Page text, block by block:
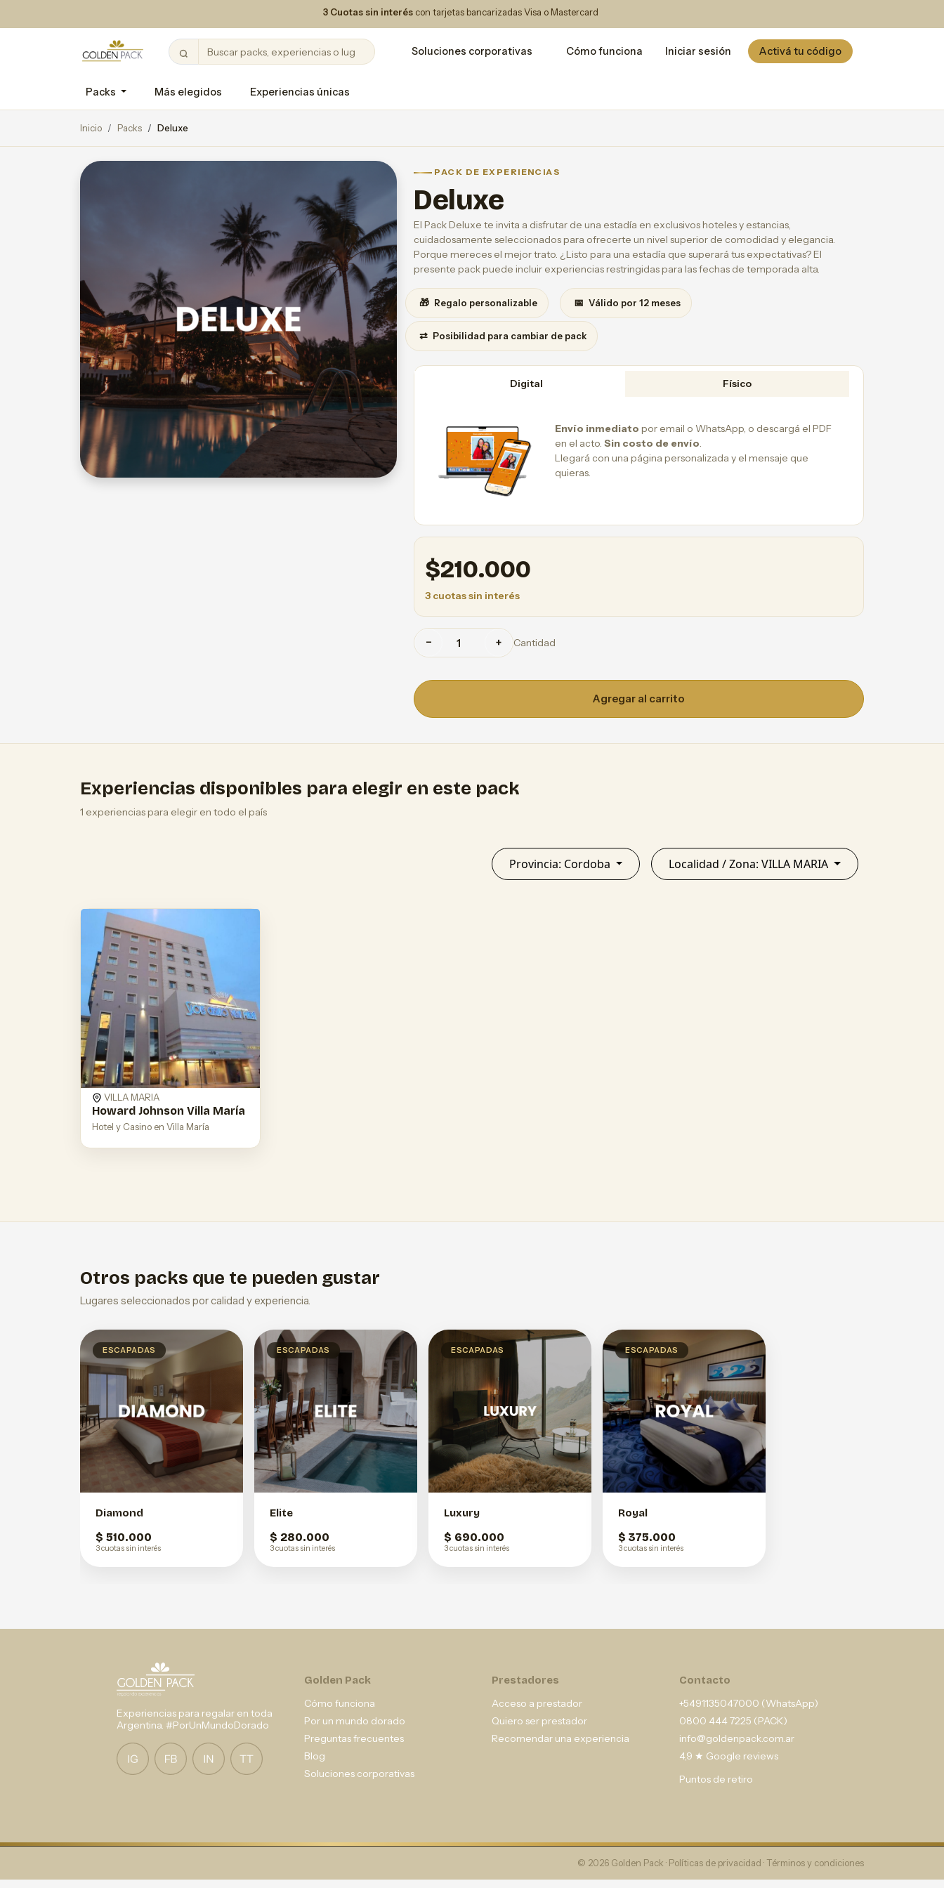
3 Cuotas sin interés con tarjetas bancarizadas Visa o Mastercard
Soluciones corporativas Cómo funciona Iniciar sesión Activá tu código
Packs Más elegidos Experiencias únicas
Inicio Packs Deluxe
PACK DE EXPERIENCIAS
Deluxe
El Pack Deluxe te invita a disfrutar de una estadía en exclusivos hoteles y estancias,
cuidadosamente seleccionados para ofrecerte un nivel superior de comodidad y elegancia.
Porque mereces el mejor trato. ¿Listo para una estadía que superará tus expectativas? El
presente pack puede incluir experiencias restringidas para las fechas de temporada alta.
🎁 Regalo personalizable 📅 Válido por 12 meses
⇄ Posibilidad para cambiar de pack
Digital Físico
Envío inmediato por email o WhatsApp, o descargá el PDF
en el acto. Sin costo de envío
Llegará con una página personalizada y el mensaje que
quieras.
$210.000
3 cuotas sin interés
− + Cantidad
Agregar al carrito
Experiencias disponibles para elegir en este pack
1 experiencias para elegir en todo el país
Provincia: Cordoba Localidad / Zona: VILLA MARIA
VILLA MARIA
Howard Johnson Villa María
Hotel y Casino en Villa María
Otros packs que te pueden gustar
Lugares seleccionados por calidad y experiencia.
ESCAPADAS
Diamond
$ 510.000
3 cuotas sin interés
ESCAPADAS
Elite
$ 280.000
3 cuotas sin interés
ESCAPADAS
Luxury
$ 690.000
3 cuotas sin interés
ESCAPADAS
Royal
$ 375.000
3 cuotas sin interés
Experiencias para regalar en toda
Argentina. #PorUnMundoDorado
Golden Pack
Cómo funciona
Por un mundo dorado
Preguntas frecuentes
Blog
Soluciones corporativas
Prestadores
Acceso a prestador
Quiero ser prestador
Recomendar una experiencia
Contacto
+5491135047000 (WhatsApp)
0800 444 7225 (PACK)
info@goldenpack.com.ar
4,9 ★ Google reviews
Puntos de retiro
© 2026 Golden Pack · Políticas de privacidad · Términos y condiciones